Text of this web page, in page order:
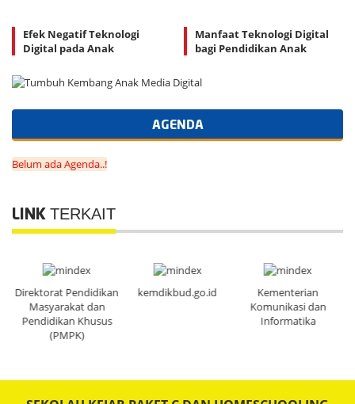
Efek Negatif Teknologi
Digital pada Anak
Manfaat Teknologi Digital
bagi Pendidikan Anak
AGENDA
Belum ada Agenda..!
LINK TERKAIT
Direktorat Pendidikan
Masyarakat dan
Pendidikan Khusus
(PMPK)
kemdikbud.go.id
Kementerian
Komunikasi dan
Informatika